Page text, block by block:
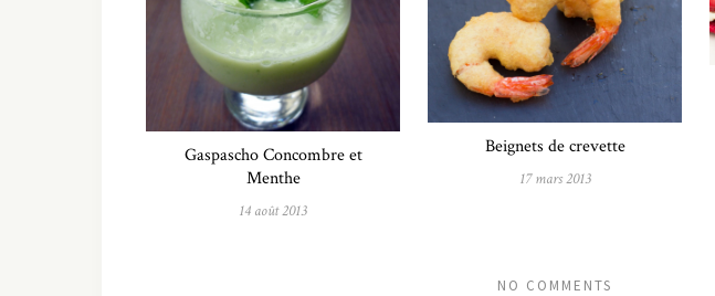
Gaspascho Concombre et
Menthe
14 août 2013
Beignets de crevette
17 mars 2013
NO COMMENTS